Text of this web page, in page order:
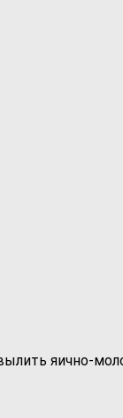
яично-